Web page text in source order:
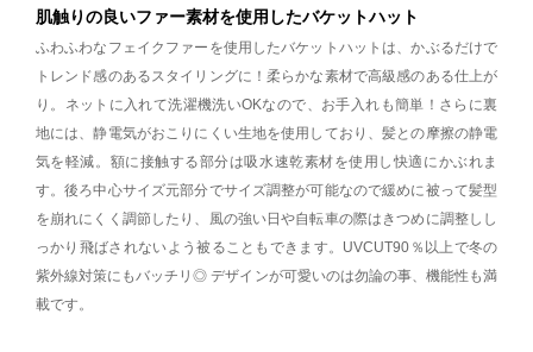
肌触りの良いファー素材を使用したバケットハット
ふわふわなフェイクファーを使用したバケットハットは、かぶるだけで
トレンド感のあるスタイリングに！柔らかな素材で高級感のある仕上が
り。ネットに入れて洗濯機洗いOKなので、お手入れも簡単！さらに裏
地には、静電気がおこりにくい生地を使用しており、髪との摩擦の静電
気を軽減。額に接触する部分は吸水速乾素材を使用し快適にかぶれま
す。後ろ中心サイズ元部分でサイズ調整が可能なので緩めに被って髪型
を崩れにくく調節したり、風の強い日や自転車の際はきつめに調整しし
っかり飛ばされないよう被ることもできます。UVCUT90％以上で冬の
紫外線対策にもバッチリ◎ デザインが可愛いのは勿論の事、機能性も満
載です。